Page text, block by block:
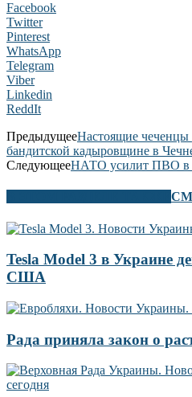
Facebook
Twitter
Pinterest
WhatsApp
Telegram
Viber
Linkedin
ReddIt
ПредыдущееНастоящие чеченцы
бандитской кадыровщине в
СледующееНАТО усилит ПВО в
Tesla Model 3 в Украине
США
Рада приняла закон о